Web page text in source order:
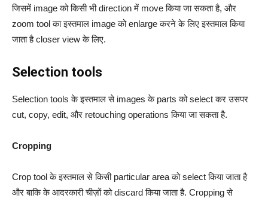
जिसमें image को किसी भी direction में move किया जा सकता है, और
zoom tool का इस्तमाल image को enlarge करने के लिए इस्तमाल किया
जाता है closer view के लिए.
Selection tools
Selection tools के इस्तमाल से images के parts को select कर उसपर
cut, copy, edit, और retouching operations किया जा सकता है.
Cropping
Crop tool के इस्तमाल से किसी particular area को select किया जाता है
और बाकि के आदरकारी चीज़ों को discard किया जाता है. Cropping से